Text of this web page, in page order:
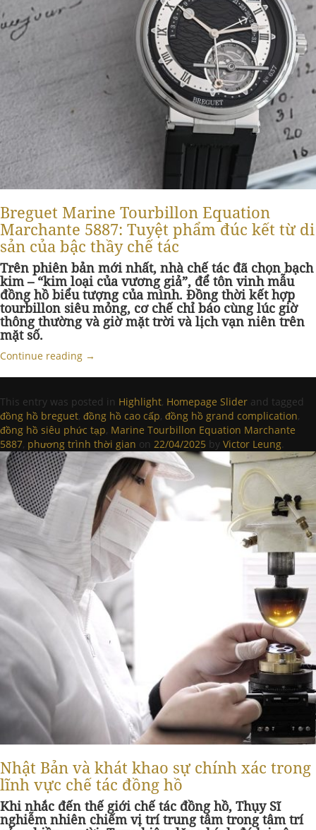
Breguet Marine Tourbillon Equation
Marchante 5887: Tuyệt phẩm đúc kết từ di
sản của bậc thầy chế tác
Trên phiên bản mới nhất, nhà chế tác đã chọn bạch
kim – “kim loại của vương giả”, để tôn vinh mẫu
đồng hồ biểu tượng của mình. Đồng thời kết hợp
tourbillon siêu mỏng, cơ chế chỉ báo cùng lúc giờ
thông thường và giờ mặt trời và lịch vạn niên trên
mặt số.
Continue reading →
This entry was posted in Highlight, Homepage Slider and tagged
đồng hồ breguet, đồng hồ cao cấp, đồng hồ grand complication,
đồng hồ siêu phức tạp, Marine Tourbillon Equation Marchante
5887, phương trình thời gian on 22/04/2025 by Victor Leung.
Nhật Bản và khát khao sự chính xác trong
lĩnh vực chế tác đồng hồ
Khi nhắc đến thế giới chế tác đồng hồ, Thụy Sĩ
nghiễm nhiên chiếm vị trí trung tâm trong tâm trí